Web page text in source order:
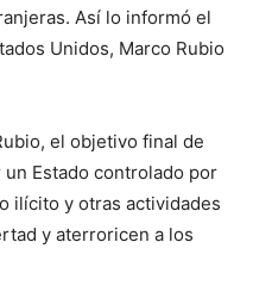
Así lo informó el
Unidos, Marco Rubio
el objetivo final de
Estado controlado por
ilícito y otras actividades
y aterroricen a los